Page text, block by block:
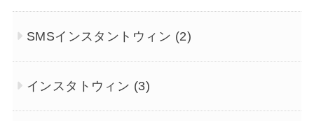
SMSインスタントウィン (2)
インスタトウィン (3)